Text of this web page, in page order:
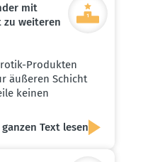
mit
zu weiteren
Produkten
äußeren Schicht
keinen
ganzen Text lesen